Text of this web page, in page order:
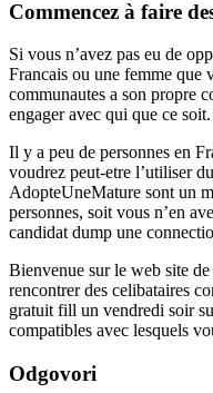
Commencez à faire
Si vous n’avez pas eu de
Francais ou une femme que
communautes a son propre
engager avec qui que ce
Il y a peu de personnes en
voudrez peut-etre l’utiliser
AdopteUneMature sont un
personnes, soit vous n’en
candidat dump une
Bienvenue sur le web site
rencontrer des celibataires
gratuit fill un vendredi soir
compatibles avec lesquels
Odgovori